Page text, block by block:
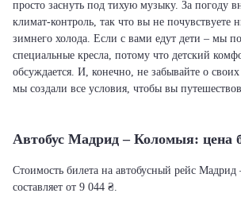
просто заснуть под тихую музыку. За погоду
климат-контроль, так что вы не почувствуете
зимнего холода. Если с вами едут дети – мы
специальные кресла, потому что детский
обсуждается. И, конечно, не забывайте о
мы создали все условия, чтобы вы
Автобус Мадрид – Коломыя: цена
Стоимость билета на автобусный рейс
составляет от 9 044 ₴.